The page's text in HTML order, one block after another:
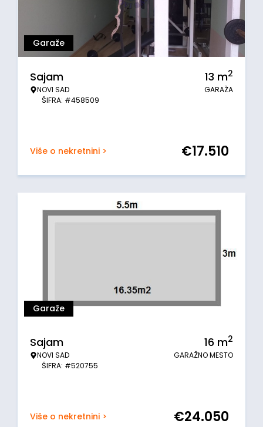
Garaže
Sajam
NOVI SAD
ŠIFRA: #458509
13 m2
GARAŽA
Više o nekretnini > €17.510
Garaže
Sajam
NOVI SAD
ŠIFRA: #520755
16 m2
GARAŽNO MESTO
Više o nekretnini > €24.050